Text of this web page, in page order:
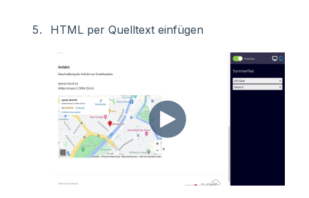
HTML per Quelltext einfügen